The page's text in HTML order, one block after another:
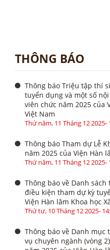
THÔNG BÁO
Thông báo Triệu tập thí
tuyển dụng và một số
viên chức năm 2025 của
Việt Nam
Thứ năm, 11 Tháng 12 2025-
Thông báo Tham dự Lễ
năm 2025 của Viện Hàn
Thứ năm, 11 Tháng 12 2025-
Thông báo về Danh
điều kiện tham dự kỳ
Viện Hàn lâm Khoa học
Thứ tư, 10 Tháng 12 2025-
Thông báo về Danh
vụ chuyên ngành (vòng